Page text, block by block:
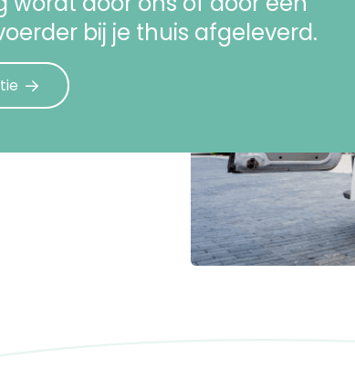
bij je thuis afgeleverd.